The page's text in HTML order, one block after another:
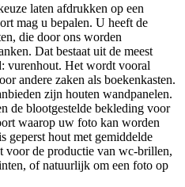
laten afdrukken op een
mag u bepalen. U heeft de
die door ons worden
Dat bestaat uit de meest
vurenhout. Het wordt vooral
andere zaken als boekenkasten.
zijn houten wandpanelen.
de blootgestelde bekleding voor
waarop uw foto kan worden
hout met gemiddelde
voor de productie van wc-brillen,
of natuurlijk om een foto op